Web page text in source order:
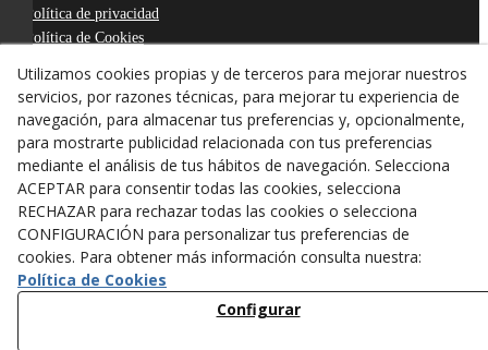
Política de privacidad
Política de Cookies
Derecho de desistimiento
Utilizamos cookies propias y de terceros para mejorar nuestros
servicios, por razones técnicas, para mejorar tu experiencia de
navegación, para almacenar tus preferencias y, opcionalmente,
para mostrarte publicidad relacionada con tus preferencias
mediante el análisis de tus hábitos de navegación. Selecciona
ACEPTAR para consentir todas las cookies, selecciona
RECHAZAR para rechazar todas las cookies o selecciona
CONFIGURACIÓN para personalizar tus preferencias de
cookies. Para obtener más información consulta nuestra:
Política de Cookies
Configurar